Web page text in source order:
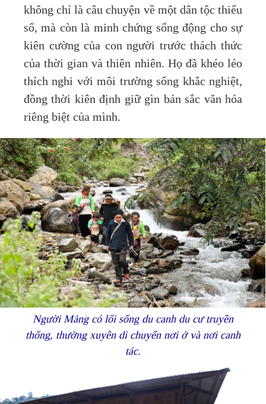
không chỉ là câu chuyện về một dân tộc thiểu
số, mà còn là minh chứng sống động cho sự
kiên cường của con người trước thách thức
của thời gian và thiên nhiên. Họ đã khéo léo
thích nghi với môi trường sống khắc nghiệt,
đồng thời kiên định giữ gìn bản sắc văn hóa
riêng biệt của mình.
Người Mảng có lối sống du canh du cư truyền
thống, thường xuyên di chuyển nơi ở và nơi canh
tác.